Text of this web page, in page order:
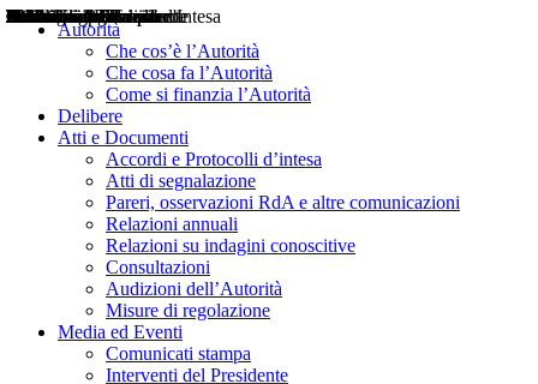
Autorità
Che cos’è l’Autorità
Che cosa fa l’Autorità
Come si finanzia l’Autorità
Delibere
Atti e Documenti
Accordi e Protocolli d’intesa
Atti di segnalazione
Pareri, osservazioni RdA e altre comunicazioni
Relazioni annuali
Relazioni su indagini conoscitive
Consultazioni
Audizioni dell’Autorità
Misure di regolazione
Media ed Eventi
Comunicati stampa
Interventi del Presidente
Delibere
Pareri
Consultazioni
Audizioni
Atti di Segnalazione
Accordi e Protocolli d'Intesa
Relazioni annuali
Misure di regolazione
Notizie
Comunicati Stampa
Bollettini ART
Convegni ART
Interviste del Presidente
Articoli in primo piano
Interventi del Presidente
2004
2005
2010
2013
2014
2015
2016
2017
2018
2019
202
2020
2021
2022
2023
2024
2025
2026
Aereo
Marittimo
Terrestre